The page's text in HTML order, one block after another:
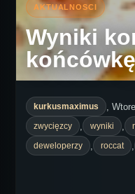
Wyniki
kurkusmaximus ,
zwycięzcy
wyniki
deweloperzy roccat